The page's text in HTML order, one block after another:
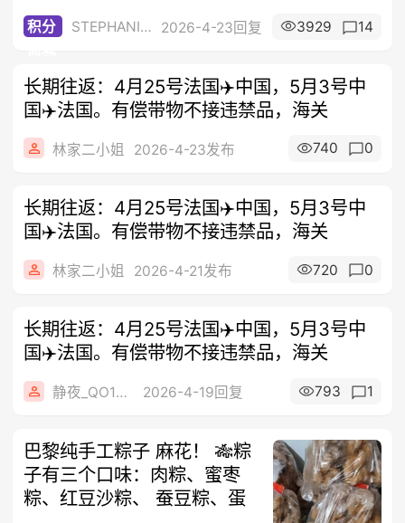
积分
STEPHANIE2008 2026-4-23回复 3929 14
长期往返：4月25号法国✈️中国，5月3号中
国✈️法国。有偿带物不接违禁品，海关
林家二小姐 2026-4-23发布 740 0
长期往返：4月25号法国✈️中国，5月3号中
国✈️法国。有偿带物不接违禁品，海关
林家二小姐 2026-4-21发布 720 0
长期往返：4月25号法国✈️中国，5月3号中
国✈️法国。有偿带物不接违禁品，海关
静夜_QO1wW 2026-4-19回复 793 1
巴黎纯手工粽子 麻花！ 🎋粽
子有三个口味：肉粽、蜜枣
粽、红豆沙粽、 蚕豆粽、蛋